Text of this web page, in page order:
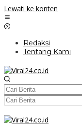
Lewati ke konten
Redaksi
Tentang Kami